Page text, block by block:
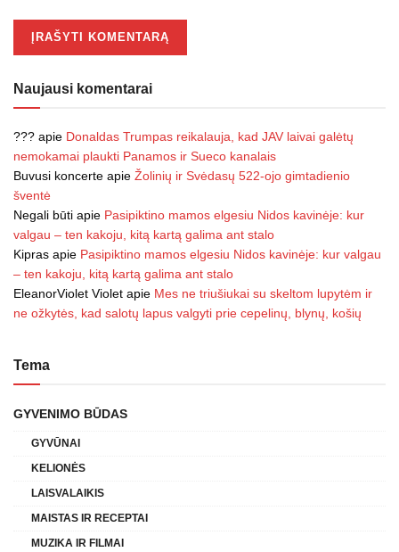
Naujausi komentarai
??? apie Donaldas Trumpas reikalauja, kad JAV laivai galėtų
nemokamai plaukti Panamos ir Sueco kanalais
Buvusi koncerte apie Žolinių ir Svėdasų 522-ojo gimtadienio
šventė
Negali būti apie Pasipiktino mamos elgesiu Nidos kavinėje: kur
valgau – ten kakoju, kitą kartą galima ant stalo
Kipras apie Pasipiktino mamos elgesiu Nidos kavinėje: kur valgau
– ten kakoju, kitą kartą galima ant stalo
EleanorViolet Violet apie Mes ne triušiukai su skeltom lupytėm ir
ne ožkytės, kad salotų lapus valgyti prie cepelinų, blynų, košių
Tema
GYVENIMO BŪDAS
GYVŪNAI
KELIONĖS
LAISVALAIKIS
MAISTAS IR RECEPTAI
MUZIKA IR FILMAI